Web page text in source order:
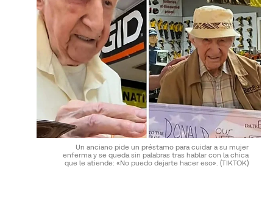
Un anciano pide un préstamo para cuidar a su mujer
enferma y se queda sin palabras tras hablar con la chica
que le atiende: «No puedo dejarte hacer eso». (TIKTOK)